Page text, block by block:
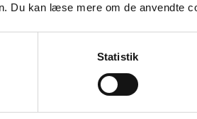
Du kan læse mere om de anvendte
Statistik